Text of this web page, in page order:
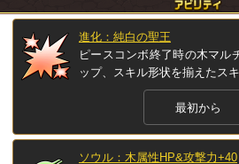
進化：純白の聖王
ピースコンボ終了時の木マル
ップ、スキル形状を揃えたス
最初から
ソウル：木属性HP&攻撃力+40